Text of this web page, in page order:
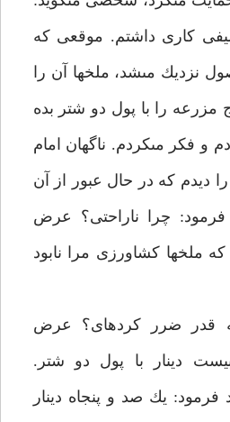
كارى داشتم. موقعى كه
مى‏شد، ملخ‏ها آن را
مزرعه را با پول دو شتر بده
و فكر مى‏كردم. ناگهان امام
ديدم كه در حال عبور از آن
فرمود: چرا ناراحتى؟ عرض
ملخ‏ها كشاورزى مرا نابود
قدر ضرر كرده‏اى؟ عرض
دينار با پول دو شتر.
يك صد و پنجاه دينار